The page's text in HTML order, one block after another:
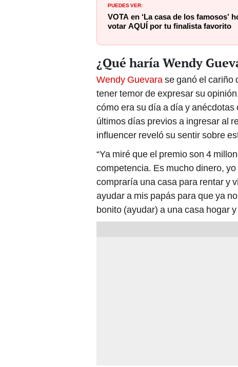
PUEDES VER:
VOTA en ‘La casa de los famosos’
votar AQUÍ por tu finalista favorito
¿Qué haría Wendy
Wendy Guevarase ganó el cariño
tener temor de expresar su
cómo era su día a día y
últimos días previos a ingresar al
influencer reveló su sentir sobre
“Ya miré que el premio son 4
competencia. Es mucho dinero,
compraría una casa para rentar y
ayudar a mis papás para que ya
bonito (ayudar) a una casa hogar